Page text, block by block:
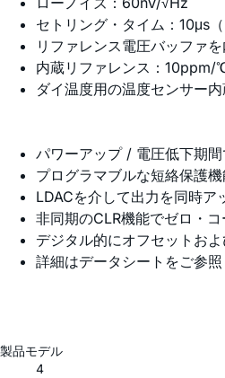
セトリング・タイム：10μs（
リファレンス電圧バッファ
内蔵リファレンス：10ppm/
ダイ温度用の温度センサー
パワーアップ / 電圧低下期
プログラマブルな短絡保護
LDACを介して出力を同時ア
非同期のCLR機能でゼロ・
デジタル的にオフセットお
詳細はデータシートをご参照
製品モデル
4